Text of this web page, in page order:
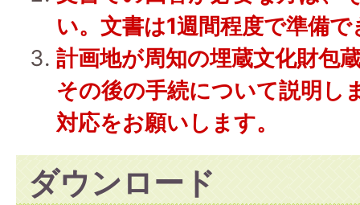
い。文書は1週間程度で準備
計画地が周知の埋蔵文化財包
その後の手続について説明し
対応をお願いします。
ダウンロード